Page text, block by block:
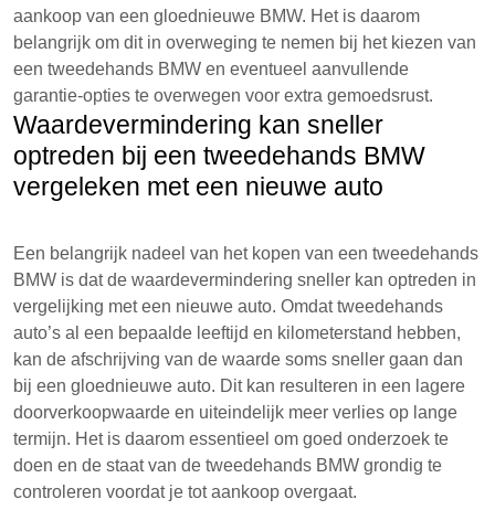
aankoop van een gloednieuwe BMW. Het is daarom
belangrijk om dit in overweging te nemen bij het kiezen van
een tweedehands BMW en eventueel aanvullende
garantie-opties te overwegen voor extra gemoedsrust.
Waardevermindering kan sneller
optreden bij een tweedehands BMW
vergeleken met een nieuwe auto
Een belangrijk nadeel van het kopen van een tweedehands
BMW is dat de waardevermindering sneller kan optreden in
vergelijking met een nieuwe auto. Omdat tweedehands
auto’s al een bepaalde leeftijd en kilometerstand hebben,
kan de afschrijving van de waarde soms sneller gaan dan
bij een gloednieuwe auto. Dit kan resulteren in een lagere
doorverkoopwaarde en uiteindelijk meer verlies op lange
termijn. Het is daarom essentieel om goed onderzoek te
doen en de staat van de tweedehands BMW grondig te
controleren voordat je tot aankoop overgaat.